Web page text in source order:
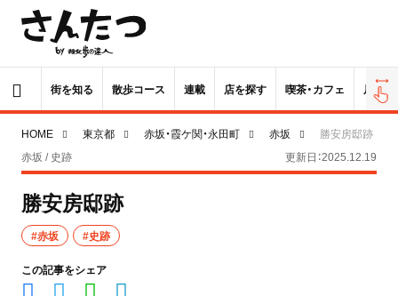
街を知る 散歩コース 連載 店を探す 喫茶・カフェ 居酒屋
HOME 東京都 赤坂・霞ケ関・永田町 赤坂
勝安房邸跡
赤坂 / 史跡
更新日：2025.12.19
勝安房邸跡
#赤坂 #史跡
この記事をシェア